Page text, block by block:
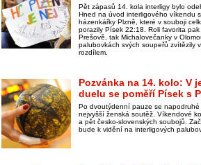
Pět zápasů 14. kola interligy bylo
Hned na úvod interligového víkendu
házenkářky Plzně, které v souboji
porazily Písek 22:18. Roli favorita
Prešově, tak Michalovečanky v
palubovkách svých soupeřů zvítězily
rozdílem.
Pozvánka na 14. kolo: V
duelu se poměří Písek s
Po dvoutýdenní pauze se napodruhé
nejvyšší ženská soutěž. Víkendové
a pět česko-slovenských soubojů.
bude k vidění na interligových